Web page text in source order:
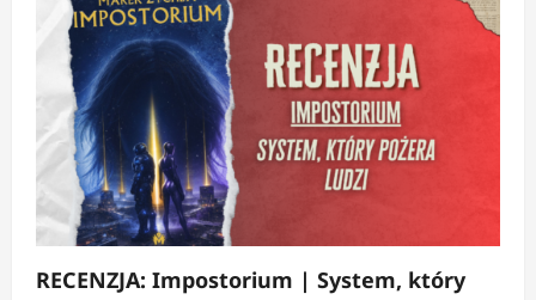
RECENZJA: Impostorium | System, który